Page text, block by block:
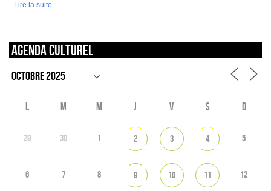
Lire la suite
Agenda culturel
L M M J V S D
29 30 1 2 3 4 5
6 7 8 9 10 11 12